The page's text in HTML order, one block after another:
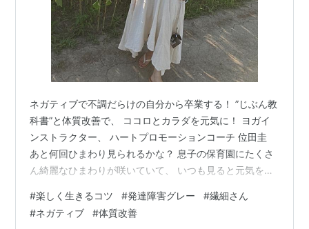
ネガティブで不調だらけの自分から卒業する！ ”じぶん教
科書”と体質改善で、 ココロとカラダを元気に！ ヨガイ
ンストラクター、 ハートプロモーションコーチ 位田圭
あと何回ひまわり見られるかな？ 息子の保育園にたくさ
ん綺麗なひまわりが咲いていて、 いつも見ると元気をも
のありますか？ さて、昨日の配信の続きですね。 私がた
った一つの出会いから、 「ネガティブで自信のなかった
#楽しく生きるコツ #発達障害グレー #繊細さん
#ネガティブ #体質改善